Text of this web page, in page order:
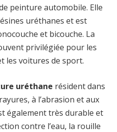
peinture automobile. Elle
uréthanes et est
et bicouche. La
privilégiée pour les
les voitures de sport.
uréthane résident dans
à l’abrasion et aux
également très durable et
contre l’eau, la rouille